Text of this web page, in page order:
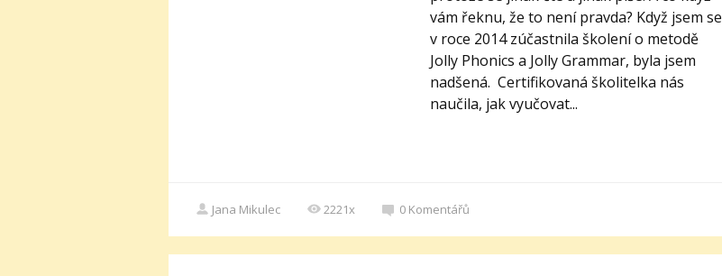
vám řeknu, že to není pravda? Když jsem se
v roce 2014 zúčastnila školení o metodě
Jolly Phonics a Jolly Grammar, byla jsem
nadšená. Certifikovaná školitelka nás
naučila, jak vyučovat...
Jana Mikulec 2221x 0 Komentářů